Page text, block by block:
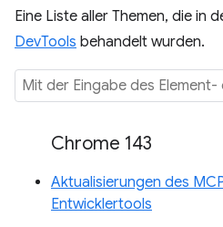
Eine Liste aller Themen, die in
DevTools behandelt wurden.
Chrome 143
Aktualisierungen des
Entwicklertools